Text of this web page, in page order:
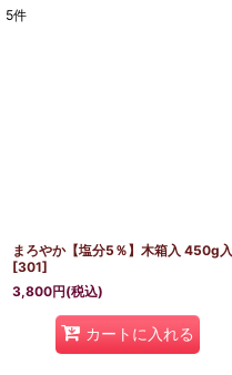
5件
まろやか【塩分5％】木箱入 450g入
[301]
3,800円(税込)
カートに入れる